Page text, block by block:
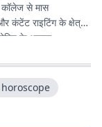
कॉलेज से मास
कंटेंट राइटिंग के क्षेत्र
के अलावा
लेखन करता रहा हूं.
तरीके से पाठकों